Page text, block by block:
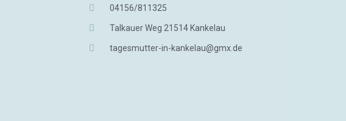
04156/811325
Talkauer Weg 21514 Kankelau
tagesmutter-in-kankelau@gmx.de